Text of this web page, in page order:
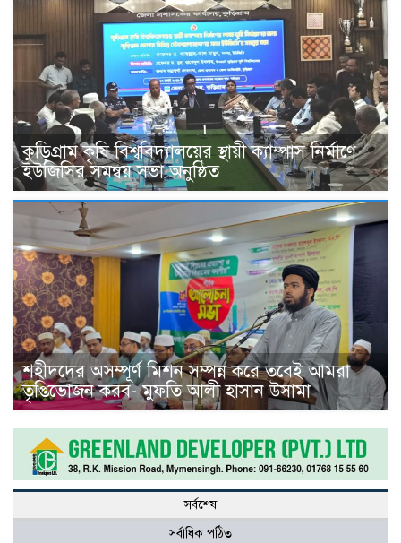
কুড়িগ্রাম কৃষি বিশ্ববিদ্যালয়ের স্থায়ী ক্যাম্পাস নির্মাণে
ইউজিসির সমন্বয় সভা অনুষ্ঠিত
শহীদদের অসম্পূর্ণ মিশন সম্পন্ন করে তবেই আমরা
তৃপ্তিভোজন করব- মুফতি আলী হাসান উসামা
সর্বশেষ
সর্বাধিক পঠিত